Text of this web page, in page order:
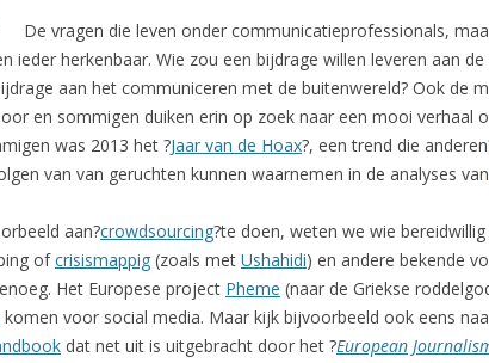
De vragen die leven onder communicatieprofessionals,
ieder herkenbaar. Wie zou een bijdrage willen leveren aan
aan het communiceren met de buitenwereld? Ook de
en sommigen duiken erin op zoek naar een mooi verhaal
was 2013 het ?Jaar van de Hoax?, een trend die
van van geruchten kunnen waarnemen in de analyses van
aan?crowdsourcing?te doen, weten we wie
ofcrisismappig (zoals met Ushahidi) en andere bekende
Het Europese project Pheme (naar de Griekse
komen voor social media. Maar kijk bijvoorbeeld ook eens
dat net uit is uitgebracht door het ?European